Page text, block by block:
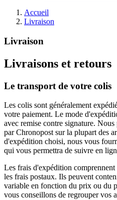
Accueil
Livraison
Livraison
Livraisons et retours
Le transport de votre colis
Les colis sont généralement
votre paiement. Le mode
avec remise contre signature.
par Chronopost sur la plupart des
d'expédition choisi, nous vous
qui vous permettra de suivre en
Les frais d'expédition
les frais postaux. Ils peuvent
variable en fonction du prix ou du
vous conseillons de regrouper vos